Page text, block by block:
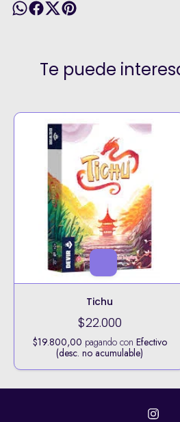
Te puede
Tichu
$22.000
$19.800,00 pagando con Efectivo
(desc. no acumulable)